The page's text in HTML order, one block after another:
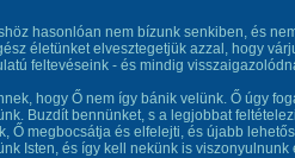
hasonlóan nem bízunk senkiben, és
életünket elvesztegetjük azzal, hogy
feltevéseink - és mindig
hogy Ő nem így bánik velünk. Ő úgy
Buzdít bennünket, s a legjobbat
Ő megbocsátja és elfelejti, és újabb
Isten, és így kell nekünk is viszonyulnunk